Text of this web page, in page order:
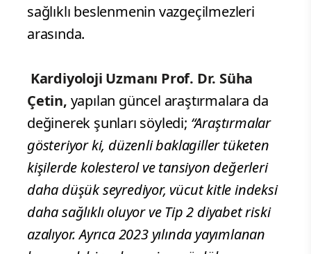
sağlıklı beslenmenin vazgeçilmezleri
arasında.
Kardiyoloji Uzmanı Prof. Dr. Süha
Çetin, yapılan güncel araştırmalara da
değinerek şunları söyledi; “Araştırmalar
gösteriyor ki, düzenli baklagiller tüketen
kişilerde kolesterol ve tansiyon değerleri
daha düşük seyrediyor, vücut kitle indeksi
daha sağlıklı oluyor ve Tip 2 diyabet riski
azalıyor. Ayrıca 2023 yılında yayımlanan